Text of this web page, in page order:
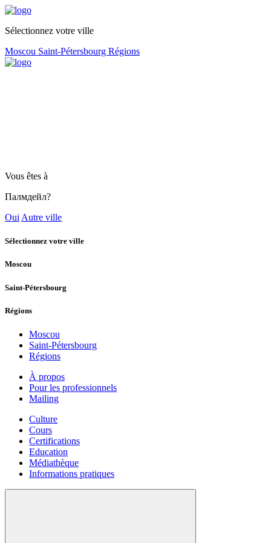
Sélectionnez votre ville
Moscou Saint-Pétersbourg Régions
Vous êtes à
Палмдейл?
Oui Autre ville
Sélectionnez votre ville
Moscou
Saint-Pétersbourg
Régions
Moscou
Saint-Pétersbourg
Régions
À propos
Pour les professionnels
Mailing
Culture
Cours
Certifications
Education
Médiathèque
Informations pratiques